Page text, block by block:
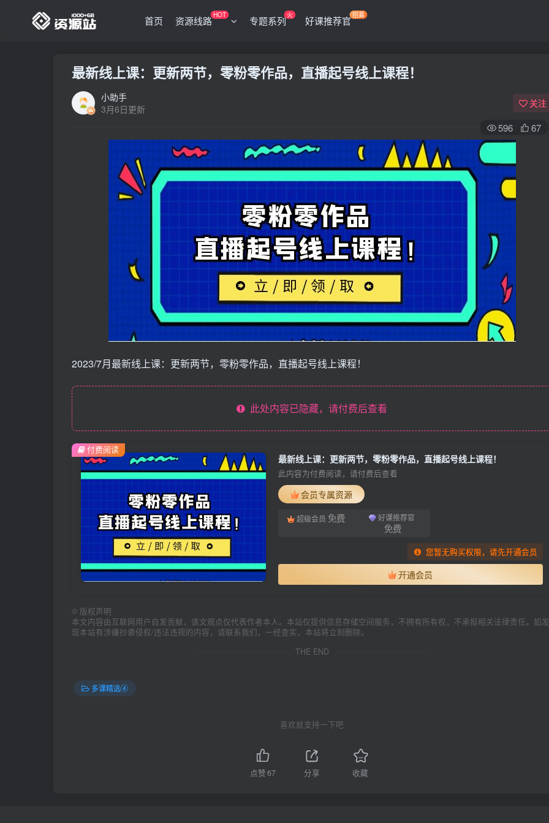
首页 资源线路HOT 专题系列火 好课推荐官招募
最新线上课：更新两节，零粉零作品，直播起号线上课程！
小助手
3月6日更新
关注
596 67
2023/7月最新线上课：更新两节，零粉零作品，直播起号线上课程！
此处内容已隐藏，请付费后查看
最新线上课：更新两节，零粉零作品，直播起号线上课程！
此内容为付费阅读，请付费后查看
会员专属资源
超级会员 免费 好课推荐官
免费
您暂无购买权限，请先开通会员
开通会员
付费阅读
© 版权声明
本文内容由互联网用户自发贡献，该文观点仅代表作者本人。本站仅提供信息存储空间服务，不拥有所有权，不承担相关法律责任。如发
现本站有涉嫌抄袭侵权/违法违规的内容，请联系我们，一经查实，本站将立刻删除。
THE END
多课精选④
喜欢就支持一下吧
点赞67 分享 收藏